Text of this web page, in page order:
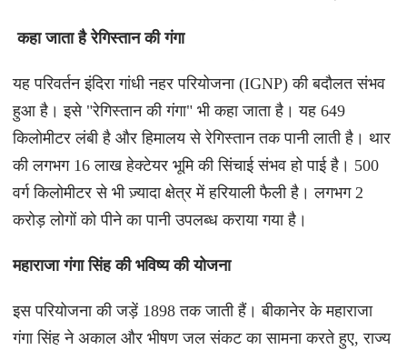
कहा जाता है रेगिस्तान की गंगा
यह परिवर्तन इंदिरा गांधी नहर परियोजना (IGNP) की बदौलत संभव
हुआ है। इसे "रेगिस्तान की गंगा" भी कहा जाता है। यह 649
किलोमीटर लंबी है और हिमालय से रेगिस्तान तक पानी लाती है। थार
की लगभग 16 लाख हेक्टेयर भूमि की सिंचाई संभव हो पाई है। 500
वर्ग किलोमीटर से भी ज़्यादा क्षेत्र में हरियाली फैली है। लगभग 2
करोड़ लोगों को पीने का पानी उपलब्ध कराया गया है।
महाराजा गंगा सिंह की भविष्य की योजना
इस परियोजना की जड़ें 1898 तक जाती हैं। बीकानेर के महाराजा
गंगा सिंह ने अकाल और भीषण जल संकट का सामना करते हुए, राज्य